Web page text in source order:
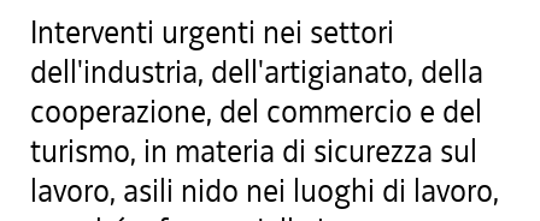
Interventi urgenti nei settori
dell'industria, dell'artigianato, della
cooperazione, del commercio e del
turismo, in materia di sicurezza sul
lavoro, asili nido nei luoghi di lavoro,